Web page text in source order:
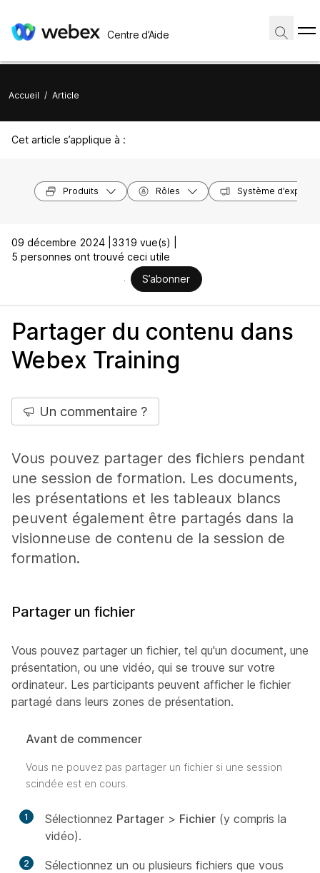
Centre d’Aide
Accueil / Article
Cet article s’applique à :
Produits Rôles Système
09 décembre 2024 | 3319 vue(s) |
5 personnes ont trouvé ceci utile
S’abonner
Partager du contenu dans
Webex Training
Un commentaire ?
Vous pouvez partager des fichiers pendant
une session de formation. Les documents,
les présentations et les tableaux blancs
peuvent également être partagés dans la
visionneuse de contenu de la session de
formation.
Partager un fichier
Vous pouvez partager un fichier, tel qu'un document, une
présentation, ou une vidéo, qui se trouve sur votre
ordinateur. Les participants peuvent afficher le fichier
partagé dans leurs zones de présentation.
Avant de commencer
Vous ne pouvez pas partager un fichier si une session
scindée est en cours.
1 Sélectionnez Partager > Fichier (y compris la
vidéo).
2
Sélectionnez un ou plusieurs fichiers que vous